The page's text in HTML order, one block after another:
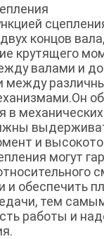
концов
крутящего
валами и
между
в
и
могут
и обеспечить
тем
работы и